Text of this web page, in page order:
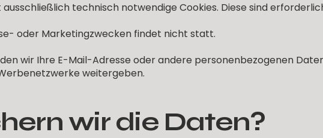
technisch notwendige Cookies. Diese sind
oder Marketingzwecken findet nicht statt.
wir Ihre E-Mail-Adresse oder andere personenbezogenen
weitergeben.
wir die Daten?